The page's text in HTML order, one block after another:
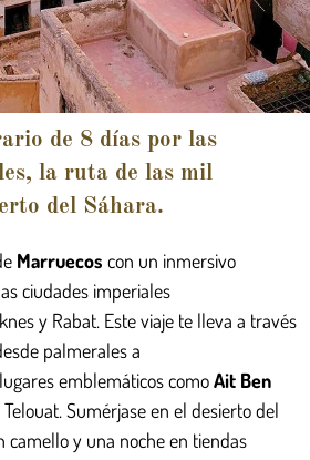
de 8 días por las
la ruta de las mil
del Sáhara.
Marruecos con un inmersivo
ciudades imperiales
y Rabat. Este viaje te lleva a través
palmerales a
emblemáticos comoAit Ben
Sumérjase en el desierto del
camello y una noche en tiendas